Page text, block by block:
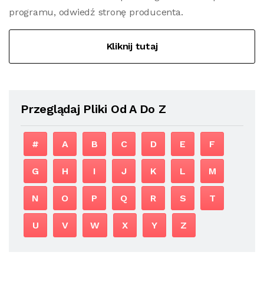
programu, odwiedź stronę producenta.
Kliknij tutaj
Przeglądaj Pliki Od A Do Z
# A B C D E F
G H I J K L M
N O P Q R S T
U V W X Y Z